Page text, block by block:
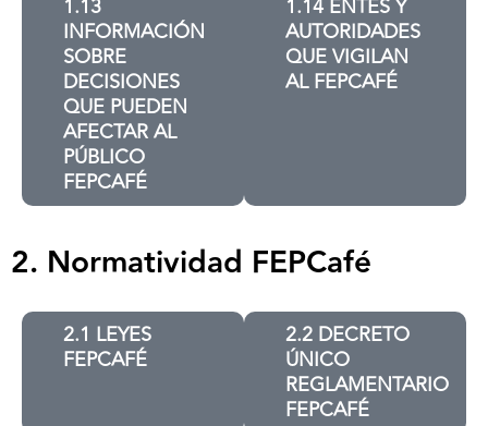
1.13
INFORMACIÓN
SOBRE
DECISIONES
QUE PUEDEN
AFECTAR AL
PÚBLICO
FEPCAFÉ
1.14 ENTES Y
AUTORIDADES
QUE VIGILAN
AL FEPCAFÉ
2. Normatividad FEPCafé
2.1 LEYES
FEPCAFÉ
2.2 DECRETO
ÚNICO
REGLAMENTARIO
FEPCAFÉ